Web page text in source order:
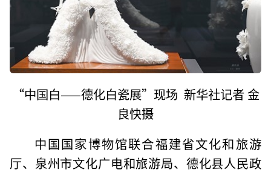
“中国白——德化白瓷展”现场 新华社记者 金
良快摄
中国国家博物馆联合福建省文化和旅游
厅、泉州市文化广电和旅游局、德化县人民政